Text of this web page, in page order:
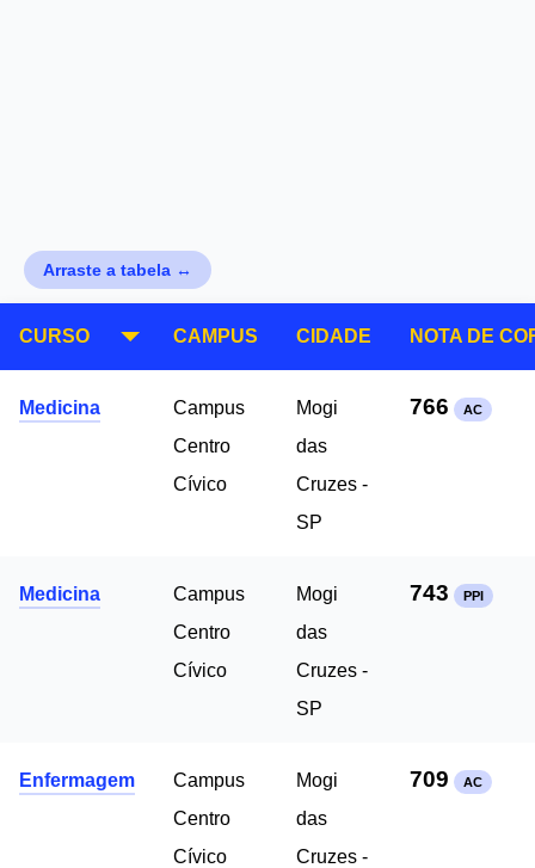
Arraste a tabela ↔
CURSO CAMPUS CIDADE NOTA DE
Medicina
Campus
Centro
Cívico
Mogi
das
Cruzes -
SP
766 AC
Medicina
Campus
Centro
Cívico
Mogi
das
Cruzes -
SP
743 PPI
Enfermagem
Campus
Centro
Cívico
Mogi
das
Cruzes -
709 AC